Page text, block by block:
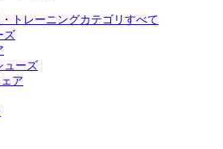
トレーニングカテゴリすべて
ズ
ューズ
ア